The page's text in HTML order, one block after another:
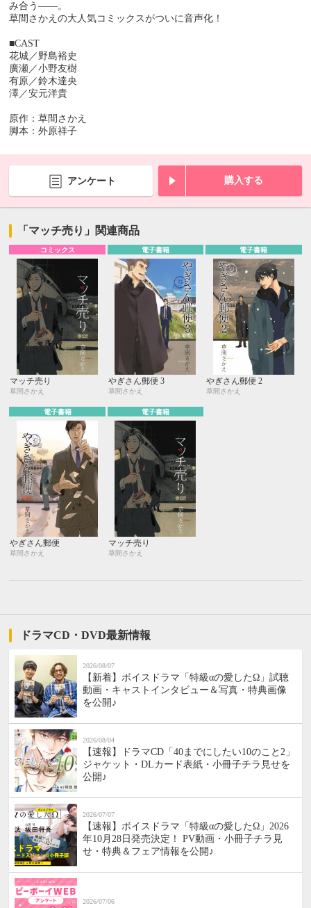
み合う――。
草間さかえの大人気コミックスがついに音声化！
■CAST
花城／野島裕史
廣瀬／小野友樹
有原／鈴木達央
澤／安元洋貴
原作：草間さかえ
脚本：外原祥子
アンケート 購入する
「マッチ売り」関連商品
コミックス
マッチ売り
草間さかえ
電子書籍
やぎさん郵便 3
草間さかえ
電子書籍
やぎさん郵便 2
草間さかえ
電子書籍
やぎさん郵便
草間さかえ
電子書籍
マッチ売り
草間さかえ
ドラマCD・DVD最新情報
2026/08/07
【新着】ボイスドラマ「特級αの愛したΩ」試聴
動画・キャストインタビュー＆写真・特典画像
を公開♪
2026/08/04
【速報】ドラマCD「40までにしたい10のこと2」
ジャケット・DLカード表紙・小冊子チラ見せを
公開♪
2026/07/07
【速報】ボイスドラマ「特級αの愛したΩ」2026
年10月28日発売決定！ PV動画・小冊子チラ見
せ・特典＆フェア情報を公開♪
2026/07/06